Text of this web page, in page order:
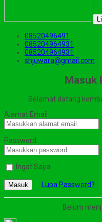
08520496491
085204964931
085204964931
shjuwara@gmail.com
Masuk
Selamat datang
Alamat Email
Password
Ingat Saya
Masuk Lupa Password?
Belum